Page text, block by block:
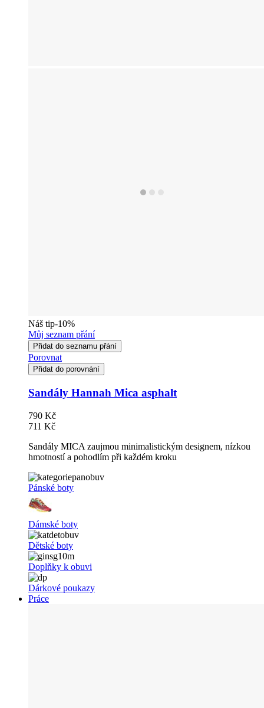
Náš tip-10%
Můj seznam přání
Přidat do seznamu přání
Porovnat
Přidat do porovnání
Sandály Hannah Mica asphalt
790 Kč
711 Kč
Sandály MICA zaujmou minimalistickým designem, nízkou
hmotností a pohodlím při každém kroku
Pánské boty
Dámské boty
Dětské boty
Doplňky k obuvi
Dárkové poukazy
Práce